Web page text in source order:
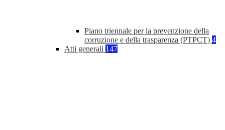
Piano triennale per la prevenzione della
corruzione e della trasparenza (PTPCT) 4
Atti generali 147